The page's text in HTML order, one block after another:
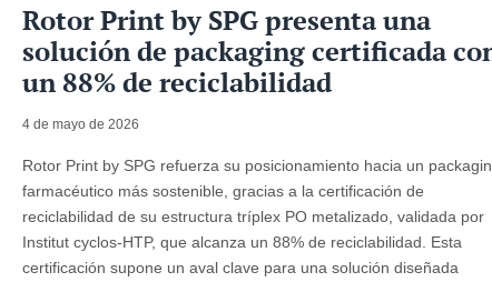
Rotor Print by SPG presenta una
solución de packaging certificada
un 88% de reciclabilidad
4 de mayo de 2026
Rotor Print by SPG refuerza su posicionamiento hacia un
farmacéutico más sostenible, gracias a la certificación de
reciclabilidad de su estructura tríplex PO metalizado, validada por
Institut cyclos-HTP, que alcanza un 88% de reciclabilidad. Esta
certificación supone un aval clave para una solución diseñada